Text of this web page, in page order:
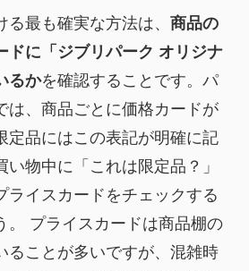
最も確実な方法は、 商品の
ドに「ジブリパーク オリジナ
るかを確認することです。パ
は、商品ごとに価格カードが
定品にはこの表記が明確に記
物中に「これは限定品？」
ライスカードをチェックする
。 プライスカードは商品棚の
ることが多いですが、混雑時